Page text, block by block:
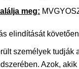
meg:
elindítását
személyek tudják
Azok,